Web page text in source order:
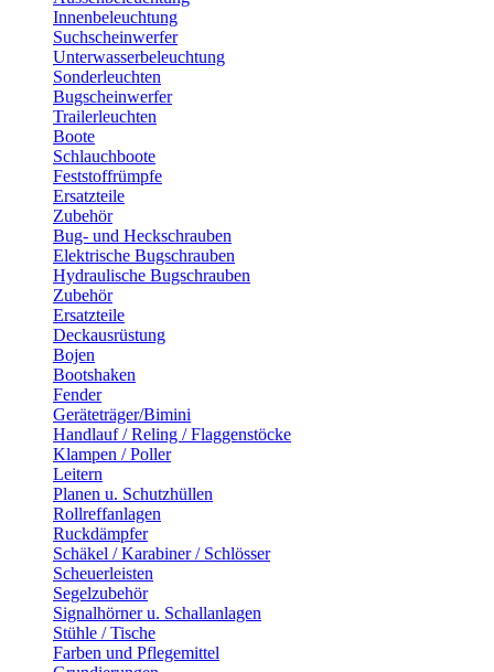
Innenbeleuchtung
Suchscheinwerfer
Unterwasserbeleuchtung
Sonderleuchten
Bugscheinwerfer
Trailerleuchten
Boote
Schlauchboote
Feststoffrümpfe
Ersatzteile
Zubehör
Bug- und Heckschrauben
Elektrische Bugschrauben
Hydraulische Bugschrauben
Zubehör
Ersatzteile
Deckausrüstung
Bojen
Bootshaken
Fender
Geräteträger/Bimini
Handlauf / Reling / Flaggenstöcke
Klampen / Poller
Leitern
Planen u. Schutzhüllen
Rollreffanlagen
Ruckdämpfer
Schäkel / Karabiner / Schlösser
Scheuerleisten
Segelzubehör
Signalhörner u. Schallanlagen
Stühle / Tische
Farben und Pflegemittel